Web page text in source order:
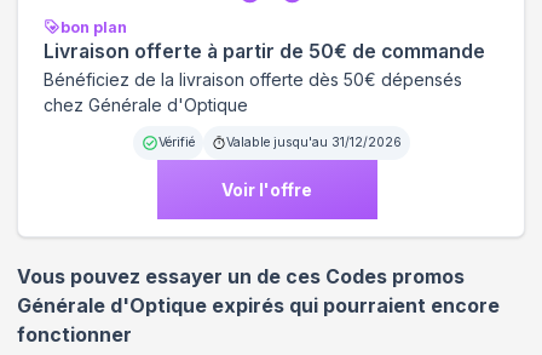
bon plan
Livraison offerte à partir de 50€ de commande
Bénéficiez de la livraison offerte dès 50€ dépensés
chez Générale d'Optique
Vérifié Valable jusqu'au 31/12/2026
Voir l'offre
Vous pouvez essayer un de ces Codes promos
Générale d'Optique expirés qui pourraient encore
fonctionner